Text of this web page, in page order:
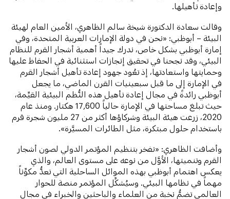
وإعادة تأهيلها.
وقالت سعادة الدكتورة شيخة سالم الظاهري، الأمين العام لهيئة
البيئة – أبوظبي: «نحن في دولة الإمارات العربية المتحدة، وفي
إمارة أبوظبي بشكل خاص، ندرك جيداً أهمية أشجار القرم للنظام
البيئي، وقد نجحنا في تحقيق إنجازات استثنائية في الحفاظ عليها
وحمايتها واستعادتها، إذ تعُود جهود إعادة تأهيل أشجار القرم
في الإمارة إلى ما قبل سبعينيات القرن الماضي، ما يجعل
أبوظبي رائدةً في مجال إعادة تأهيل هذه النُّظم البيئية القيِّمة،
حيث تبلغ مساحتها في الإمارة حالياً 17,600 هكتار. ومنذ عام
2020، زرعت هيئة البيئة وشركاؤها أكثر من 27 مليون شجرة قرم
باستخدام حلول مبتكرة، مثل الطائرات المسيَّرة».
وأضافت الظاهري: «نفخر بتنظيم المؤتمر الدولي لصون أشجار
القرم وتنميتها، الأوَّل من نوعه على مستوى العالم، والذي
يعكس اهتمام أبوظبي بهذه الموائل الساحلية التي تعدُّ مكوِّناً
مهماً في نظامها البيئي. وسيُشكِّل المؤتمر منصة للحوار
العالمي تضمُّ نخبة من العلماء والباحثين والخبراء في مجال